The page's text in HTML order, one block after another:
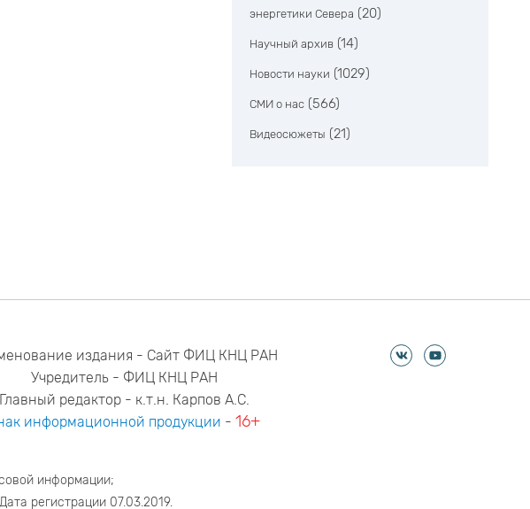
энергетики Севера (20)
Научный архив (14)
Новости науки (1029)
СМИ о нас (566)
Видеосюжеты (21)
издания - Сайт ФИЦ КНЦ РАН
Учредитель - ФИЦ КНЦ РАН
Главный редактор - к.т.н. Карпов А.С.
информационной продукции -16+
информации;
регистрации 07.03.2019.